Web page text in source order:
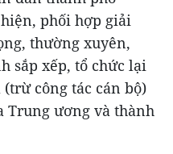
phối hợp giải
thường xuyên,
sắp xếp, tổ chức lại
công tác cán bộ)
Trung ương và thành